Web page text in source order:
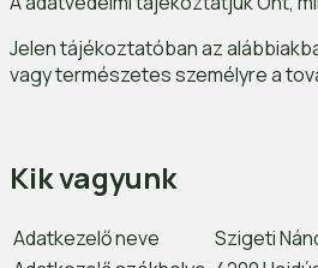
Jelen tájékoztatóban az
vagy természetes személyre a
Kik vagyunk
Adatkezelő neve
Szigeti